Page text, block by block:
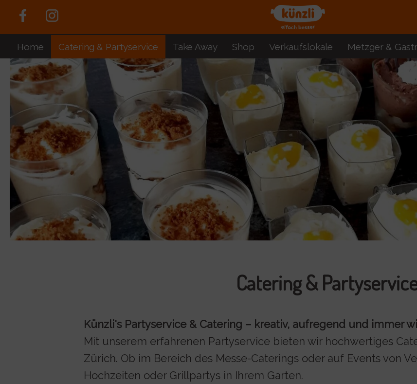
Home Catering & Partyservice Take Away Shop Verkaufslokale Metzger &
Catering &
Künzli's Partyservice & Catering – kreativ, aufregend und immer
Mit unserem erfahrenen Partyservice bieten wir hochwertiges
Zürich. Ob im Bereich des Messe-Caterings oder auf Events von
Hochzeiten oder Grillpartys in Ihrem Garten.